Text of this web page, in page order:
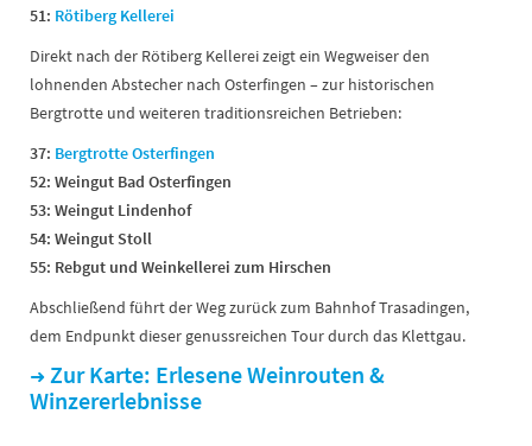
51: Rötiberg Kellerei
Direkt nach der Rötiberg Kellerei zeigt ein Wegweiser den
lohnenden Abstecher nach Osterfingen – zur historischen
Bergtrotte und weiteren traditionsreichen Betrieben:
37: Bergtrotte Osterfingen
52: Weingut Bad Osterfingen
53: Weingut Lindenhof
54: Weingut Stoll
55: Rebgut und Weinkellerei zum Hirschen
Abschließend führt der Weg zurück zum Bahnhof Trasadingen,
dem Endpunkt dieser genussreichen Tour durch das Klettgau.
➜ Zur Karte: Erlesene Weinrouten &
Winzererlebnisse